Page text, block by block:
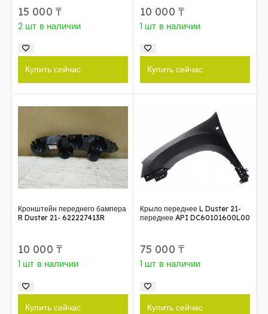
15 000 ₸
2 шт в наличии
Купить сейчас
10 000 ₸
1 шт в наличии
Купить сейчас
Кронштейн переднего бампера
R Duster 21- 622227413R
10 000 ₸
1 шт в наличии
Купить сейчас
Крыло переднее L Duster 21-
переднее API DC60101600L00
75 000 ₸
1 шт в наличии
Купить сейчас